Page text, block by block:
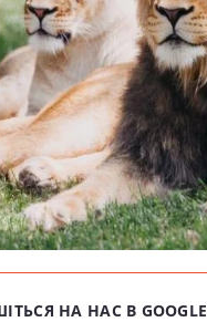
НА НАС В GOOGLE